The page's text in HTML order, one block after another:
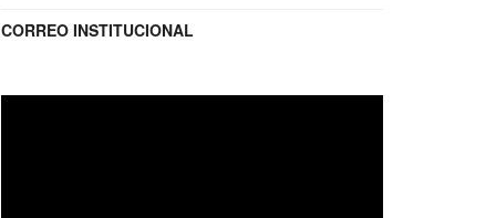
CORREO INSTITUCIONAL